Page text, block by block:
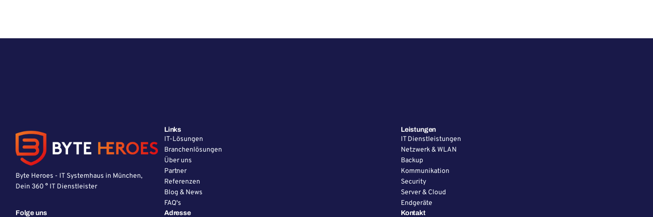
Byte Heroes - IT Systemhaus in München,
Dein 360 ° IT Dienstleister
Links
IT-Lösungen
Branchenlösungen
Über uns
Partner
Referenzen
Blog & News
FAQ's
Leistungen
IT Dienstleistungen
Netzwerk & WLAN
Backup
Kommunikation
Security
Server & Cloud
Endgeräte
Folge uns Adresse Kontakt